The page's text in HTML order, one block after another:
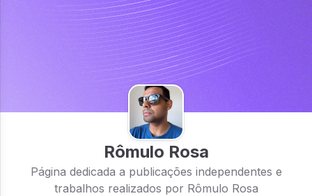
Rômulo Rosa
Página dedicada a publicações independentes e
trabalhos realizados por Rômulo Rosa